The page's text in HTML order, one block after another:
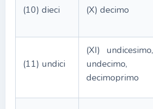
(10) dieci (X) decimo
(11) undici
(XI) undicesimo,
undecimo,
decimoprimo